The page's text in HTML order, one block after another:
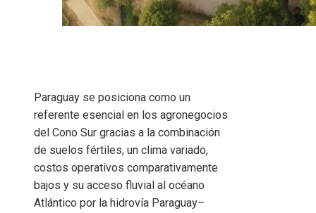
Paraguay se posiciona como un
referente esencial en los agronegocios
del Cono Sur gracias a la combinación
de suelos fértiles, un clima variado,
costos operativos comparativamente
bajos y su acceso fluvial al océano
Atlántico por la hidrovía Paraguay–